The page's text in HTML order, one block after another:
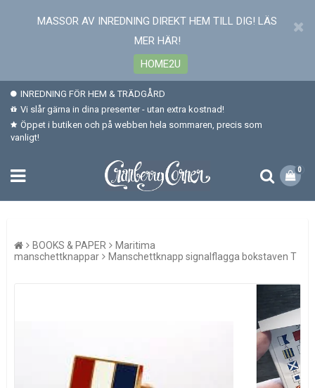
MASSOR AV INREDNING DIREKT HEM TILL DIG! LÄS
MER HÄR!
HOME2U
INREDNING FÖR HEM & TRÄDGÅRD
Vi slår gärna in dina presenter - utan extra kostnad!
Öppet i butiken och på webben hela sommaren, precis som
vanligt!
0
BOOKS & PAPER
Maritima
manschettknappar
Manschettknapp signalflagga bokstaven T